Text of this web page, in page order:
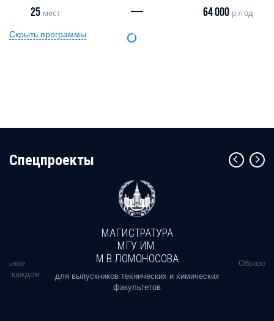
25 мест — 64 000 р./год
Скрыть программы
Cпецпроекты
в каждом
МАГИСТРАТУРА
МГУ ИМ.
М.В.ЛОМОНОСОВА
для выпускников технических и химических
факультетов